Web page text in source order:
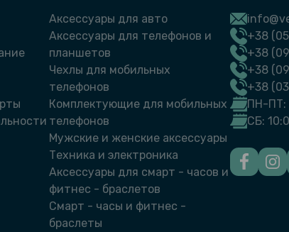
Аксессуары для авто
Аксессуары для телефонов и
планшетов
Чехлы для мобильных
телефонов
Комплектующие для мобильных
телефонов
Мужские и женские аксессуары
Техника и электроника
Аксессуары для смарт - часов и
фитнес - браслетов
Смарт - часы и фитнес -
браслеты
+38
+38
+38
+38
ПН-ПТ:
СБ: